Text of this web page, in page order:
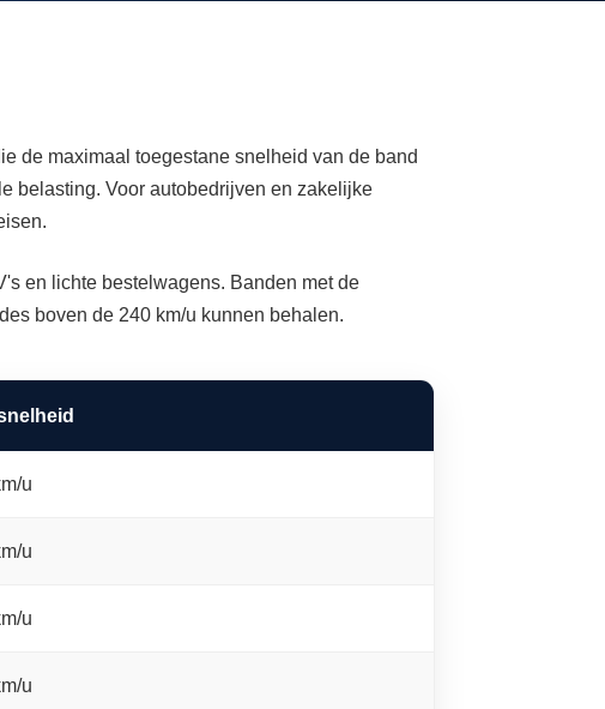
de maximaal toegestane snelheid van de band
belasting. Voor autobedrijven en zakelijke
en lichte bestelwagens. Banden met de
boven de 240 km/u kunnen behalen.
u
u
u
u